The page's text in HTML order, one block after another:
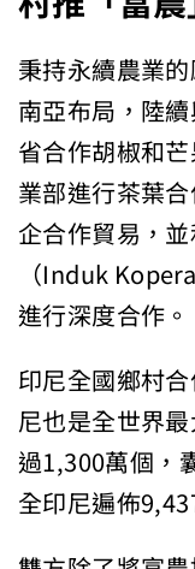
秉持永續農業
南亞布局，陸
省合作胡椒和
業部進行茶葉
企合作貿易，
（Induk
進行深度合作。
印尼全國鄉村
尼也是全世界
過1,300萬個，
全印尼遍佈